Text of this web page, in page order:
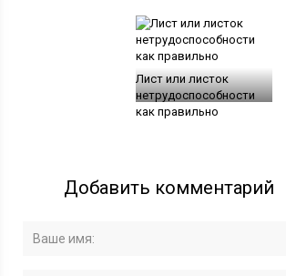
Лист или листок
нетрудоспособности
как правильно
Добавить комментарий